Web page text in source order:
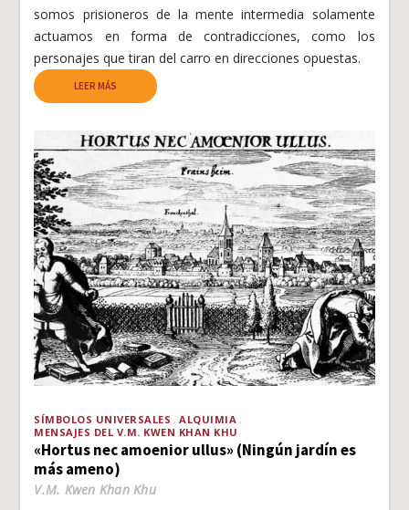
somos prisioneros de la mente intermedia solamente
actuamos en forma de contradicciones, como los
personajes que tiran del carro en direcciones opuestas.
LEER MÁS
SÍMBOLOS UNIVERSALES
ALQUIMIA
MENSAJES DEL V.M. KWEN KHAN KHU
«Hortus nec amoenior ullus» (Ningún jardín es
más ameno)
V.M. Kwen Khan Khu